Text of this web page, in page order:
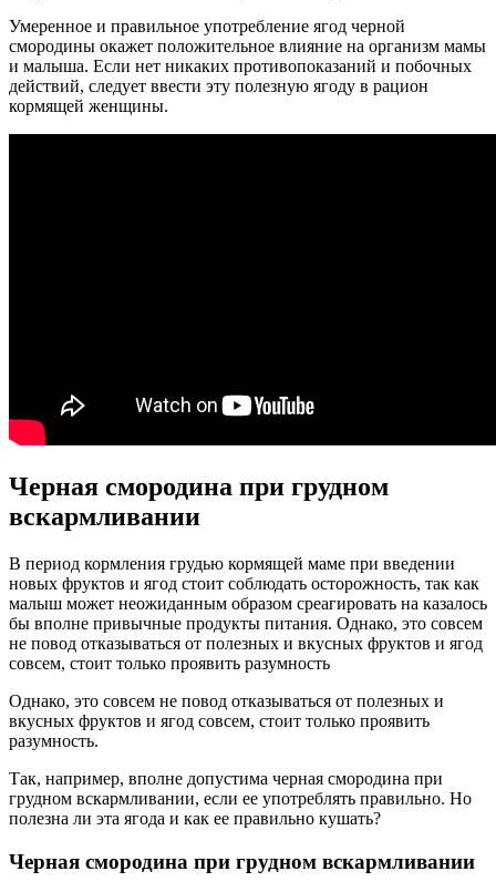
Умеренное и правильное употребление ягод черной
смородины окажет положительное влияние на организм мамы
и малыша. Если нет никаких противопоказаний и побочных
действий, следует ввести эту полезную ягоду в рацион
кормящей женщины.
Черная смородина при грудном
вскармливании
В период кормления грудью кормящей маме при введении
новых фруктов и ягод стоит соблюдать осторожность, так как
малыш может неожиданным образом среагировать на казалось
бы вполне привычные продукты питания. Однако, это совсем
не повод отказываться от полезных и вкусных фруктов и ягод
совсем, стоит только проявить разумность
Однако, это совсем не повод отказываться от полезных и
вкусных фруктов и ягод совсем, стоит только проявить
разумность.
Так, например, вполне допустима черная смородина при
грудном вскармливании, если ее употреблять правильно. Но
полезна ли эта ягода и как ее правильно кушать?
Черная смородина при грудном вскармливании